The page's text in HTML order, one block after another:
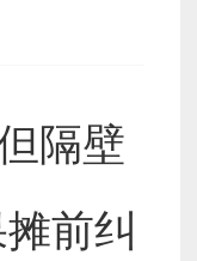
隔壁
前纠